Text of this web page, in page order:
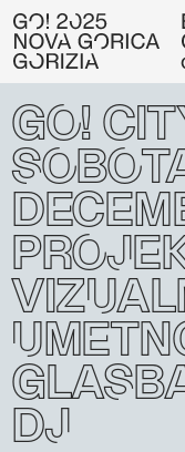
GO!
DJ